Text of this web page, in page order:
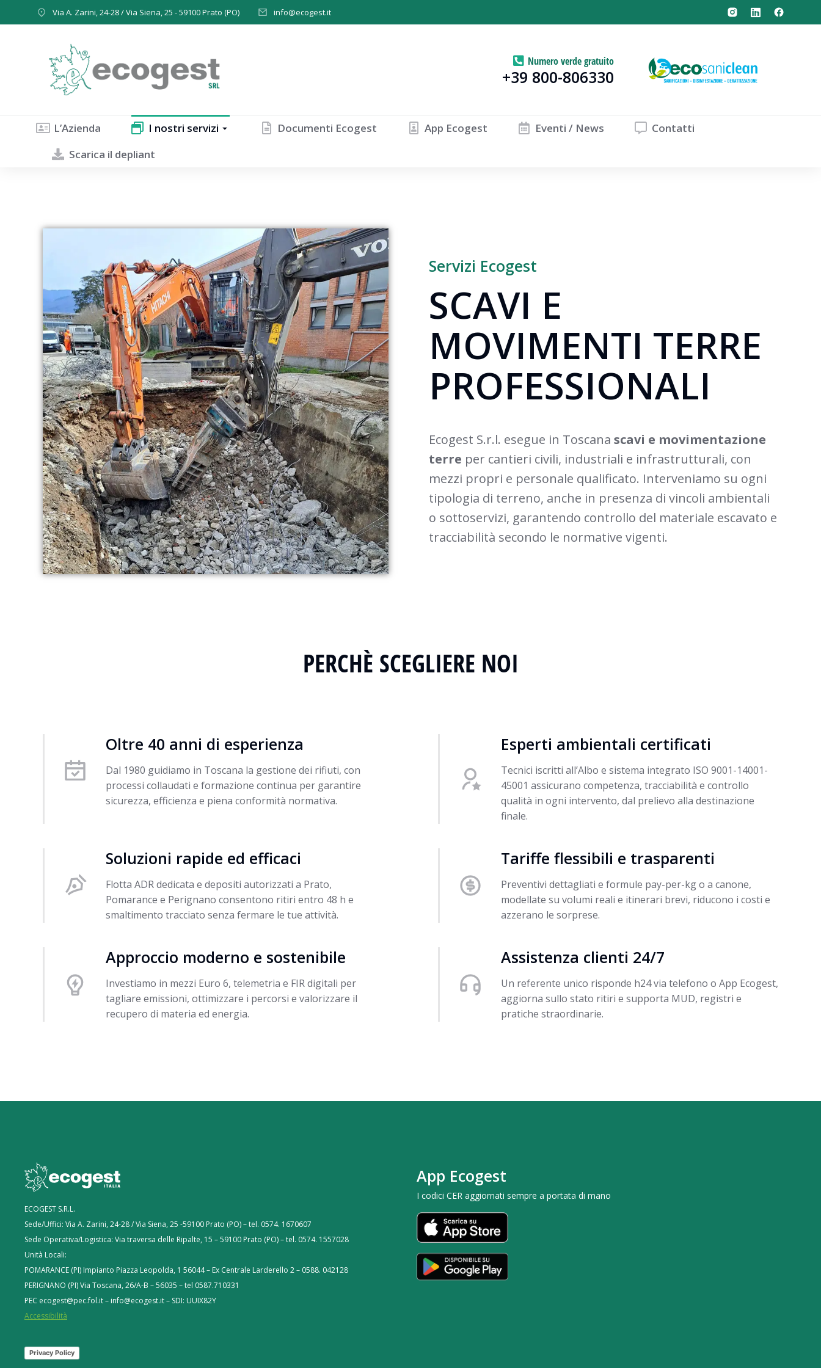
contenuto Via A. Zarini, 24-28 / Via Siena, 25 - 59100 Prato (PO) info@ecogest.it
Numero verde gratuito
+39 800-806330
L’Azienda I nostri servizi Documenti Ecogest App Ecogest Eventi / News
Contatti
Scarica il depliant
Servizi Ecogest
SCAVI E
MOVIMENTI TERRE
PROFESSIONALI
Ecogest S.r.l. esegue in Toscana scavi e movimentazione
terre per cantieri civili, industriali e infrastrutturali, con
mezzi propri e personale qualificato. Interveniamo su ogni
tipologia di terreno, anche in presenza di vincoli ambientali
o sottoservizi, garantendo controllo del materiale escavato e
tracciabilità secondo le normative vigenti.
PERCHÈ SCEGLIERE NOI
Oltre 40 anni di esperienza
Dal 1980 guidiamo in Toscana la gestione dei rifiuti, con
processi collaudati e formazione continua per garantire
sicurezza, efficienza e piena conformità normativa.
Esperti ambientali certificati
Tecnici iscritti all’Albo e sistema integrato ISO 9001-14001-
45001 assicurano competenza, tracciabilità e controllo
qualità in ogni intervento, dal prelievo alla destinazione
finale.
Soluzioni rapide ed efficaci
Flotta ADR dedicata e depositi autorizzati a Prato,
Pomarance e Perignano consentono ritiri entro 48 h e
smaltimento tracciato senza fermare le tue attività.
Tariffe flessibili e trasparenti
Preventivi dettagliati e formule pay-per-kg o a canone,
modellate su volumi reali e itinerari brevi, riducono i costi e
azzerano le sorprese.
Approccio moderno e sostenibile
Investiamo in mezzi Euro 6, telemetria e FIR digitali per
tagliare emissioni, ottimizzare i percorsi e valorizzare il
recupero di materia ed energia.
Assistenza clienti 24/7
Un referente unico risponde h24 via telefono o App Ecogest,
aggiorna sullo stato ritiri e supporta MUD, registri e
pratiche straordinarie.
ECOGEST S.R.L.
Sede/Uffici: Via A. Zarini, 24-28 / Via Siena, 25 -59100 Prato (PO) – tel. 0574. 1670607
Sede Operativa/Logistica: Via traversa delle Ripalte, 15 – 59100 Prato (PO) – tel. 0574. 1557028
Unità Locali:
POMARANCE (PI) Impianto Piazza Leopolda, 1 56044 – Ex Centrale Larderello 2 – 0588. 042128
PERIGNANO (PI) Via Toscana, 26/A-B – 56035 – tel 0587.710331
PEC ecogest@pec.fol.it – info@ecogest.it – SDI: UUIX82Y
Accessibilità
Privacy Policy
App Ecogest
I codici CER aggiornati sempre a portata di mano